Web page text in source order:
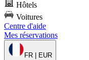
Hôtels
Voitures
Centre d'aide
Mes réservations
FR | EUR